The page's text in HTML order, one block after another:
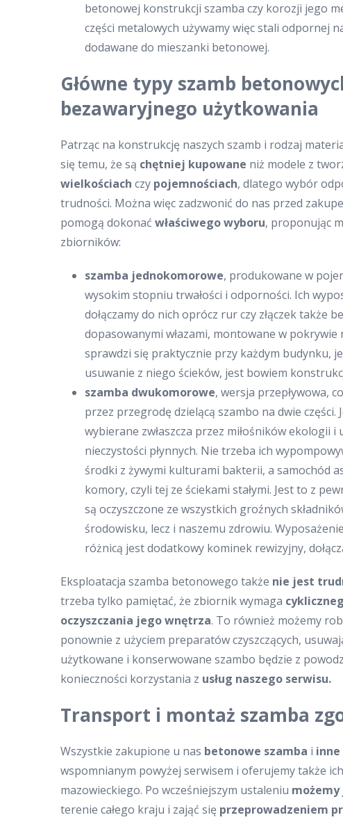
betonowej konstrukcji szamba czy korozji jego
części metalowych używamy więc stali odpornej
dodawane do mieszanki betonowej.
Główne typy szamb
bezawaryjnego użytkowania
Patrząc na konstrukcję naszych szamb i rodzaj
się temu, że są chętniej kupowane niż modele z
wielkościach czy pojemnościach, dlatego wybór
trudności. Można więc zadzwonić do nas przed
pomogą dokonać właściwego wyboru, proponując
zbiorników:
szamba jednokomorowe, produkowane w
wysokim stopniu trwałości i odporności. Ich
dołączamy do nich oprócz rur czy złączek także
dopasowanymi włazami, montowane w pokrywie
sprawdzi się praktycznie przy każdym budynku,
usuwanie z niego ścieków, jest bowiem
szamba dwukomorowe, wersja przepływowa,
przez przegrodę dzielącą szambo na dwie
wybierane zwłaszcza przez miłośników ekologii
nieczystości płynnych. Nie trzeba ich
środki z żywymi kulturami bakterii, a samochód
komory, czyli tej ze ściekami stałymi. Jest to z
są oczyszczone ze wszystkich groźnych
środowisku, lecz i naszemu zdrowiu.
różnicą jest dodatkowy kominek rewizyjny,
Eksploatacja szamba betonowego także nie jest
trzeba tylko pamiętać, że zbiornik wymaga
oczyszczania jego wnętrza. To również możemy
ponownie z użyciem preparatów czyszczących,
użytkowane i konserwowane szambo będzie z
konieczności korzystania z usług naszego serwisu.
Transport i montaż szamba
Wszystkie zakupione u nas betonowe szamba i
wspomnianym powyżej serwisem i oferujemy także
mazowieckiego. Po wcześniejszym ustaleniu
terenie całego kraju i zająć się przeprowadzeniem